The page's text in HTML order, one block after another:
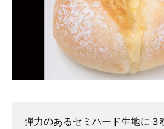
弾力のあるセミハード生地に３